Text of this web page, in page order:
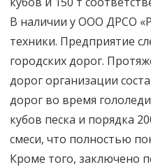
В наличии у ООО ДРСО
техники. Предприятие
городских дорог.
дорог организации
дорог во время
кубов песка и порядка
смеси, что полностью
Кроме того, заключено